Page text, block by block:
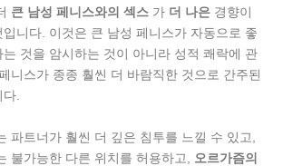
큰 남성 페니스와의 섹스 가 더 나은 경향이
니다. 이것은 큰 남성 페니스가 자동으로 좋
것을 암시하는 것이 아니라 성적 쾌락에 관
니스가 종종 훨씬 더 바람직한 것으로 간주된
.
파트너가 훨씬 더 깊은 침투를 느낄 수 있고,
불가능한 다른 위치를 허용하고,
오르가즘의